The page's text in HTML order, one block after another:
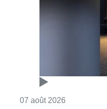
07 août 2026